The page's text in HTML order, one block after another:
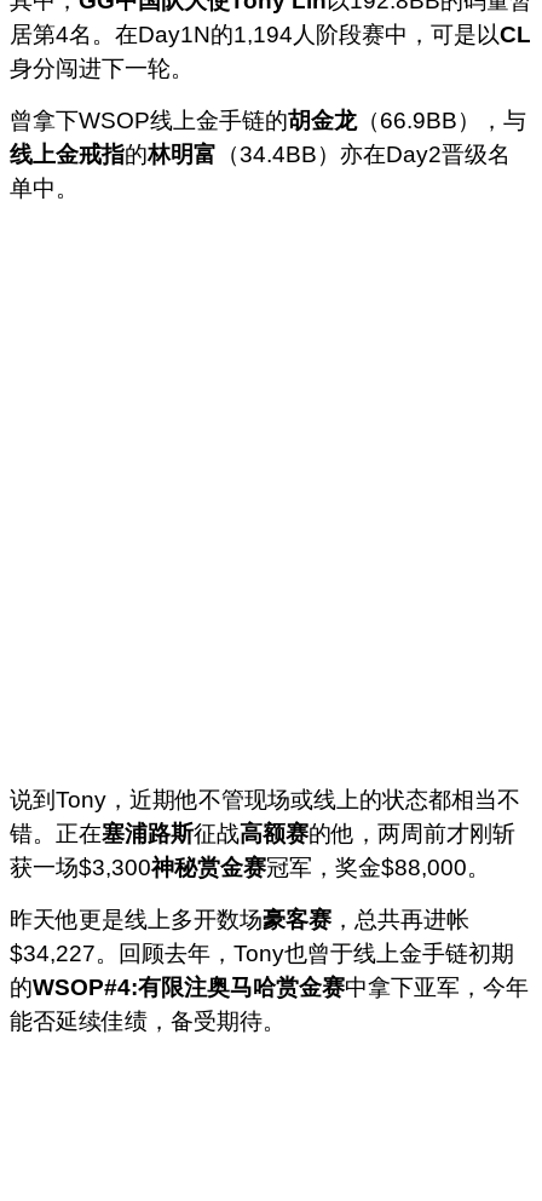
居第4名。在Day1N的1,194人阶段赛中，可是以CL
身分闯进下一轮。
曾拿下WSOP线上金手链的胡金龙（66.9BB），与
线上金戒指的林明富 （34.4BB）亦在Day2晋级名
单中。
说到Tony，近期他不管现场或线上的状态都相当不
错。正在塞浦路斯征战高额赛的他，两周前才刚斩
获一场$3,300神秘赏金赛冠军，奖金$88,000。
昨天他更是线上多开数场豪客赛 ，总共再进帐
$34,227。回顾去年，Tony也曾于线上金手链初期
的WSOP#4:有限注奥马哈赏金赛中拿下亚军，今年
能否延续佳绩，备受期待。